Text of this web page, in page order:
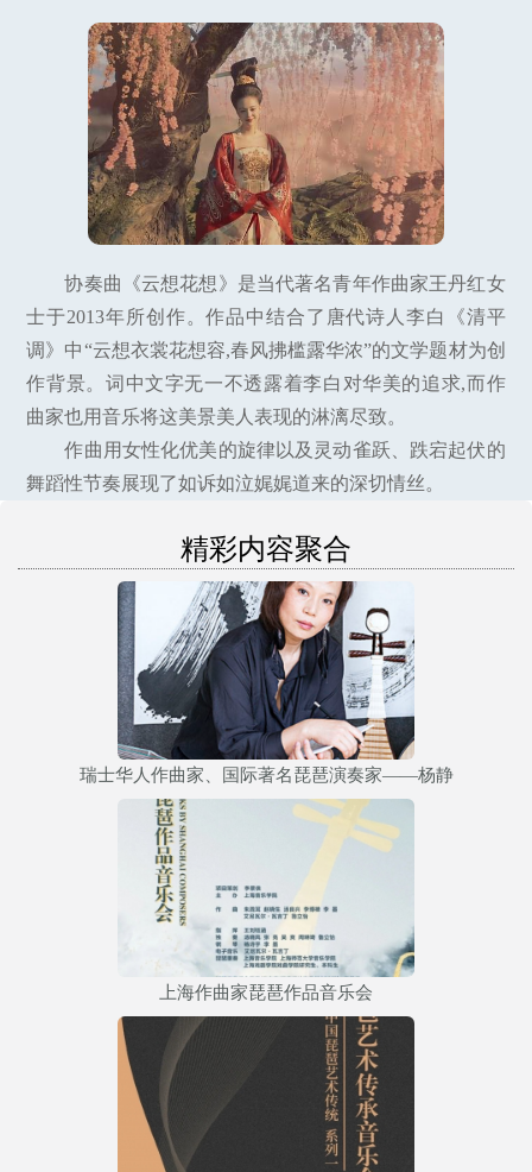
协奏曲《云想花想》是当代著名青年作曲家王丹红女
士于2013年所创作。作品中结合了唐代诗人李白《清平
调》中“云想衣裳花想容,春风拂槛露华浓”的文学题材为创
作背景。词中文字无一不透露着李白对华美的追求,而作
曲家也用音乐将这美景美人表现的淋漓尽致。
作曲用女性化优美的旋律以及灵动雀跃、跌宕起伏的
舞蹈性节奏展现了如诉如泣娓娓道来的深切情丝。
精彩内容聚合
瑞士华人作曲家、国际著名琵琶演奏家——杨静
上海作曲家琵琶作品音乐会